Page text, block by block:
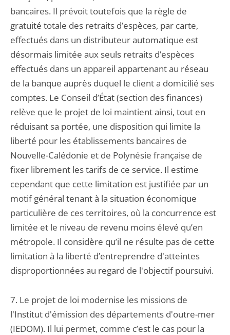
bancaires. Il prévoit toutefois que la règle de
gratuité totale des retraits d’espèces, par carte,
effectués dans un distributeur automatique est
désormais limitée aux seuls retraits d’espèces
effectués dans un appareil appartenant au réseau
de la banque auprès duquel le client a domicilié ses
comptes. Le Conseil d’État (section des finances)
relève que le projet de loi maintient ainsi, tout en
réduisant sa portée, une disposition qui limite la
liberté pour les établissements bancaires de
Nouvelle-Calédonie et de Polynésie française de
fixer librement les tarifs de ce service. Il estime
cependant que cette limitation est justifiée par un
motif général tenant à la situation économique
particulière de ces territoires, où la concurrence est
limitée et le niveau de revenu moins élevé qu’en
métropole. Il considère qu’il ne résulte pas de cette
limitation à la liberté d’entreprendre d'atteintes
disproportionnées au regard de l'objectif poursuivi.
7. Le projet de loi modernise les missions de
l'Institut d'émission des départements d'outre-mer
(IEDOM). Il lui permet, comme c’est le cas pour la